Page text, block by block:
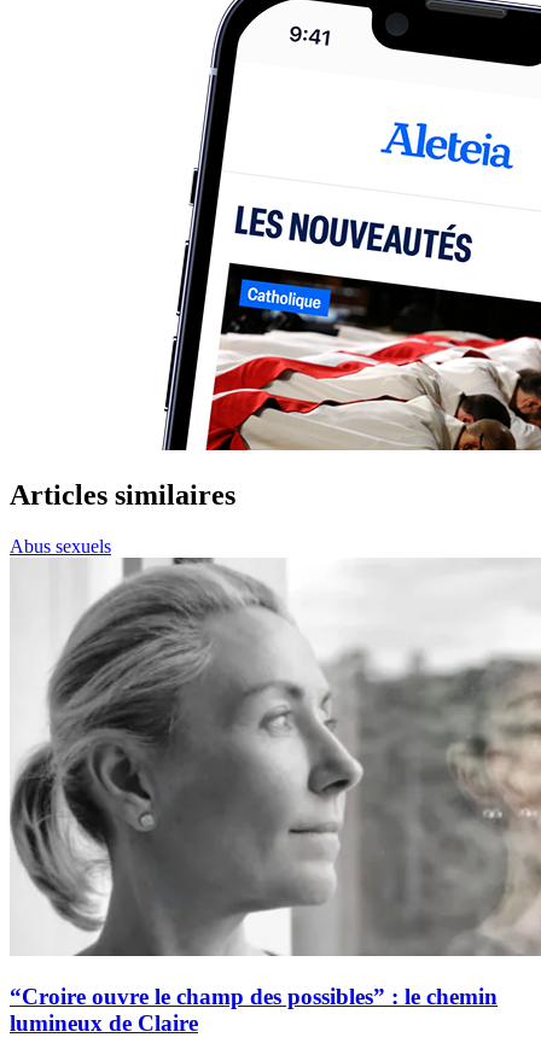
Articles similaires
Abus sexuels
“Croire ouvre le champ des possibles” : le chemin
lumineux de Claire